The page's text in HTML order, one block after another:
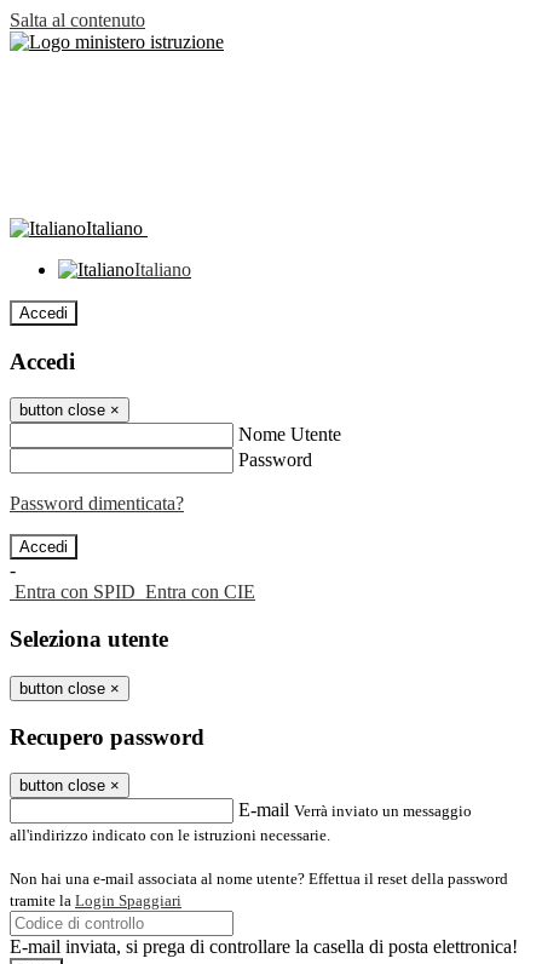
Salta al contenuto
Italiano
Italiano
Accedi
Accedi
button close ×
Nome Utente
Password
Password dimenticata?
-
Entra con SPID Entra con CIE
Seleziona utente
button close ×
Recupero password
button close ×
E-mail Verrà inviato un messaggio
all'indirizzo indicato con le istruzioni necessarie.
Non hai una e-mail associata al nome utente? Effettua il reset della password
tramite la Login Spaggiari
E-mail inviata, si prega di controllare la casella di posta elettronica!